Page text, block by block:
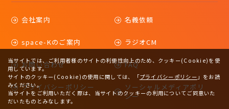
会社案内 名義依頼
space-Kのご案内 ラジオCM
お問い合わせ FAQ
プライバシーポリシー
ソーシャルメディアポリ
シー
当サイトでは、ご利用者様のサイトの利便性向上のため、クッキー(Cookie)を使
用しています。
サイトのクッキー(Cookie)の使用に関しては、
「プライバシーポリシー 」をお読
みください。
当サイトをご利用いただく際は、当サイトのクッキーの利用についてご同意いた
だいたものとみなします。